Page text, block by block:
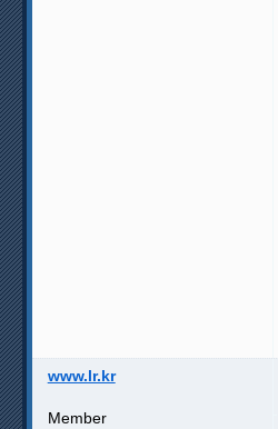
www.lr.kr
Member